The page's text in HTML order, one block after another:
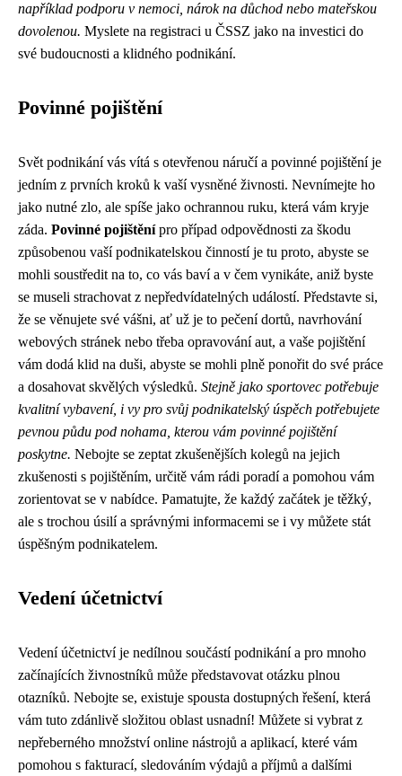
například podporu v nemoci, nárok na důchod nebo mateřskou
dovolenou. Myslete na registraci u ČSSZ jako na investici do
své budoucnosti a klidného podnikání.
Povinné pojištění
Svět podnikání vás vítá s otevřenou náručí a povinné pojištění je
jedním z prvních kroků k vaší vysněné živnosti. Nevnímejte ho
jako nutné zlo, ale spíše jako ochrannou ruku, která vám kryje
záda. Povinné pojištěnípro případ odpovědnosti za škodu
způsobenou vaší podnikatelskou činností je tu proto, abyste se
mohli soustředit na to, co vás baví a v čem vynikáte, aniž byste
se museli strachovat z nepředvídatelných událostí. Představte si,
že se věnujete své vášni, ať už je to pečení dortů, navrhování
webových stránek nebo třeba opravování aut, a vaše pojištění
vám dodá klid na duši, abyste se mohli plně ponořit do své práce
a dosahovat skvělých výsledků. Stejně jako sportovec potřebuje
kvalitní vybavení, i vy pro svůj podnikatelský úspěch potřebujete
pevnou půdu pod nohama, kterou vám povinné pojištění
poskytne. Nebojte se zeptat zkušenějších kolegů na jejich
zkušenosti s pojištěním, určitě vám rádi poradí a pomohou vám
zorientovat se v nabídce. Pamatujte, že každý začátek je těžký,
ale s trochou úsilí a správnými informacemi se i vy můžete stát
úspěšným podnikatelem.
Vedení účetnictví
Vedení účetnictví je nedílnou součástí podnikání a pro mnoho
začínajících živnostníků může představovat otázku plnou
otazníků. Nebojte se, existuje spousta dostupných řešení, která
vám tuto zdánlivě složitou oblast usnadní! Můžete si vybrat z
nepřeberného množství online nástrojů a aplikací, které vám
pomohou s fakturací, sledováním výdajů a příjmů a dalšími